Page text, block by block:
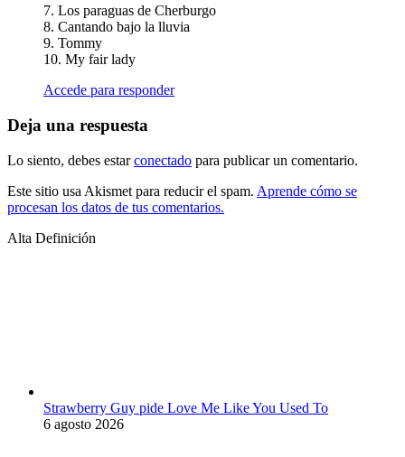
7. Los paraguas de Cherburgo
8. Cantando bajo la lluvia
9. Tommy
10. My fair lady
Accede para responder
Deja una respuesta
Lo siento, debes estarconectado para publicar un comentario.
Este sitio usa Akismet para reducir el spam. Aprende cómo se
procesan los datos de tus comentarios.
Alta Definición
Strawberry Guy pide Love Me Like You Used To
6 agosto 2026